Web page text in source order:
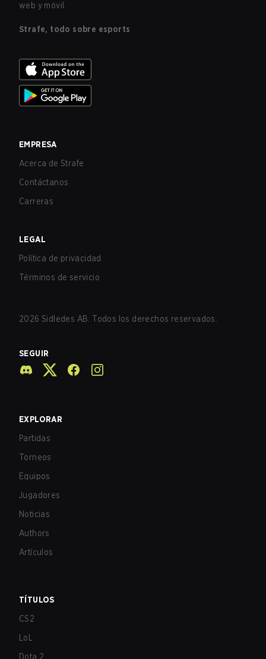
web y móvil.
Strafe, todo sobre esports
EMPRESA
Acerca de Strafe
Contáctanos
Carreras
LEGAL
Política de privacidad
Términos de servicio
2026 Sidledes AB. Todos los derechos reservados.
SEGUIR
EXPLORAR
Partidas
Torneos
Equipos
Jugadores
Noticias
Authors
Artículos
TÍTULOS
CS2
LoL
Dota 2